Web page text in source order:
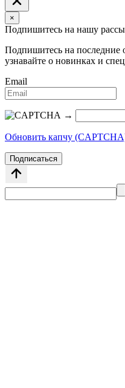
×
Подпишитесь на нашу
Подпишитесь на последние
узнавайте о новинках и
Email
→
Обновить капчу
Подписаться